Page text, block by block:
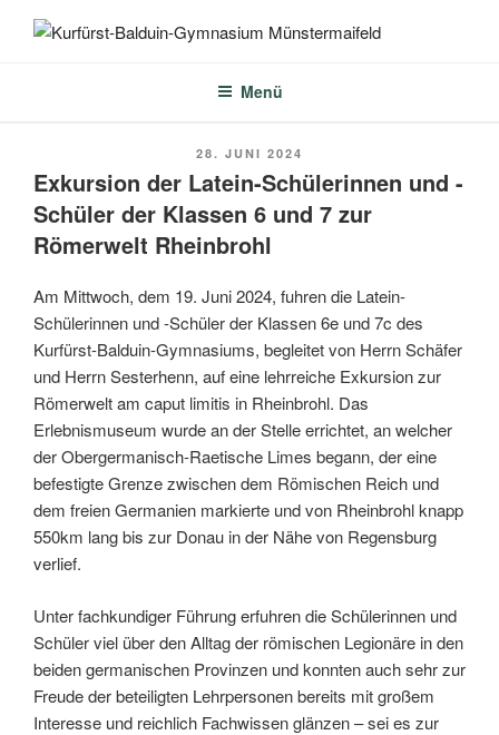
Inhalt
Menü
VERÖFFENTLICHT
AM
28. JUNI 2024
Exkursion der Latein-Schülerinnen und -
Schüler der Klassen 6 und 7 zur
Römerwelt Rheinbrohl
Am Mittwoch, dem 19. Juni 2024, fuhren die Latein-
Schülerinnen und -Schüler der Klassen 6e und 7c des
Kurfürst-Balduin-Gymnasiums, begleitet von Herrn Schäfer
und Herrn Sesterhenn, auf eine lehrreiche Exkursion zur
Römerwelt am caput limitis in Rheinbrohl. Das
Erlebnismuseum wurde an der Stelle errichtet, an welcher
der Obergermanisch-Raetische Limes begann, der eine
befestigte Grenze zwischen dem Römischen Reich und
dem freien Germanien markierte und von Rheinbrohl knapp
550km lang bis zur Donau in der Nähe von Regensburg
verlief.
Unter fachkundiger Führung erfuhren die Schülerinnen und
Schüler viel über den Alltag der römischen Legionäre in den
beiden germanischen Provinzen und konnten auch sehr zur
Freude der beteiligten Lehrpersonen bereits mit großem
Interesse und reichlich Fachwissen glänzen – sei es zur